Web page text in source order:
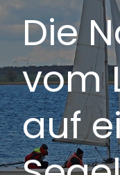
Die
vom
auf